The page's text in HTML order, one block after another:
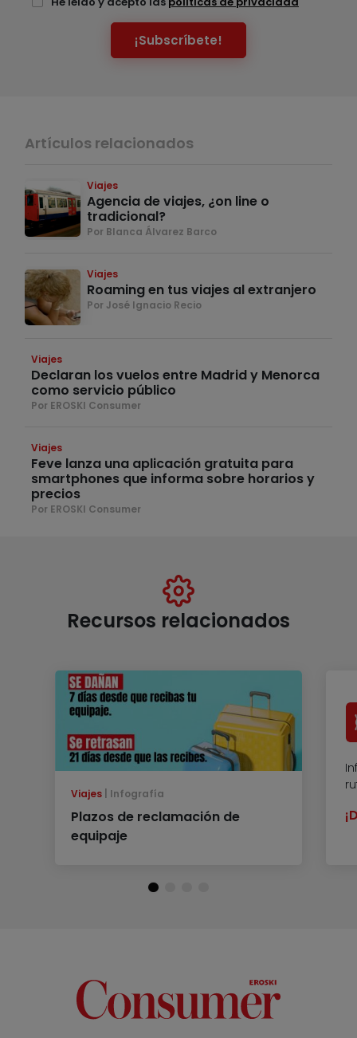
¡Subscríbete!
Artículos relacionados
Viajes
Agencia de viajes, ¿on line o
tradicional?
Por Blanca Álvarez Barco
Viajes
Roaming en tus viajes al extranjero
Por José Ignacio Recio
Viajes
Declaran los vuelos entre Madrid y Menorca
como servicio público
Por EROSKI Consumer
Viajes
Feve lanza una aplicación gratuita para
smartphones que informa sobre horarios y
precios
Por EROSKI Consumer
Recursos relacionados
Viajes Infografía
Plazos de reclamación de
equipaje